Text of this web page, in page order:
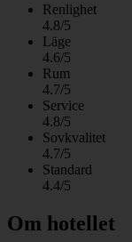
Renlighet
4.8/5
Läge
4.6/5
Rum
4.7/5
Service
4.8/5
Sovkvalitet
4.7/5
Standard
4.4/5
Om hotellet